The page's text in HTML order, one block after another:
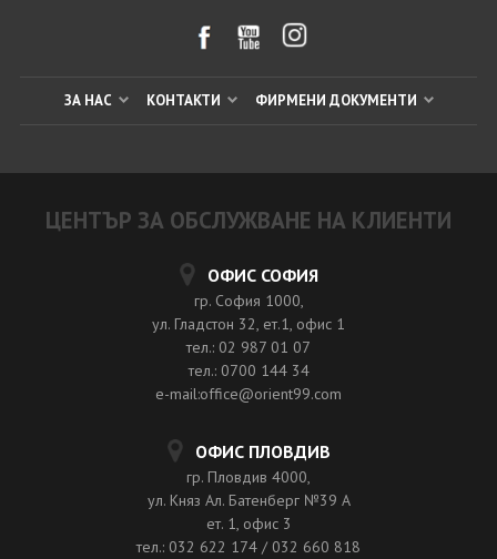
ЗА НАС КОНТАКТИ ФИРМЕНИ ДОКУМЕНТИ
ЦЕНТЪР ЗА ОБСЛУЖВАНЕ НА КЛИЕНТИ
ОФИС СОФИЯ
гр. София 1000,
ул. Гладстон 32, ет.1, офис 1
тел.: 02 987 01 07
тел.: 0700 144 34
e-mail:office@orient99.com
ОФИС ПЛОВДИВ
гр. Пловдив 4000,
ул. Княз Ал. Батенберг №39 A
ет. 1, офис 3
тел.: 032 622 174 / 032 660 818